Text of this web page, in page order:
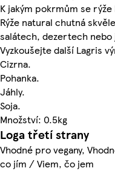
K jakým pokrmům se rýže
Rýže natural chutná
salátech, dezertech nebo
Vyzkoušejte další Lagris
Cizrna.
Pohanka.
Jáhly.
Soja.
Množství: 0.5kg
Loga třetí strany
Vhodné pro vegany,
co jím / Viem, čo jem